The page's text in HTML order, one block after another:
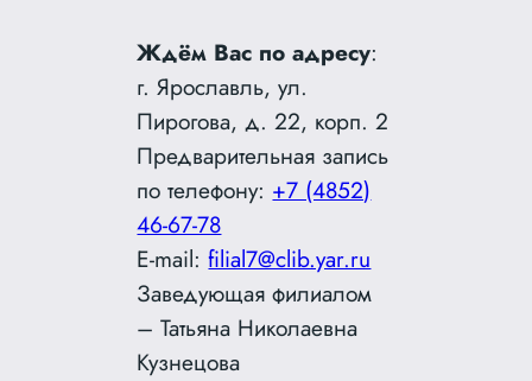
Ждём Вас по адресу:
г. Ярославль, ул.
Пирогова, д. 22, корп. 2
Предварительная запись
по телефону: +7 (4852)
46-67-78
E-mail:filial7@clib.yar.ru
Заведующая филиалом
– Татьяна Николаевна
Кузнецова